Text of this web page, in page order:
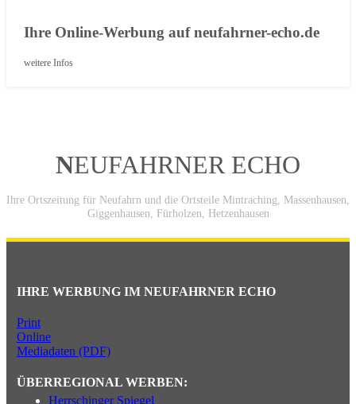
Ihre Online-Werbung auf neufahrner-echo.de
weitere Infos
NEUFAHRNER ECHO
Ihre Ortszeitung für Neufahrn und die Ortsteile Mintraching, Massenhausen,
Giggenhausen, Fürholzen, Hetzenhausen
IHRE WERBUNG IM NEUFAHRNER ECHO
Print
Online
Mediadaten (PDF)
ÜBERREGIONAL WERBEN:
Herrschinger Spiegel